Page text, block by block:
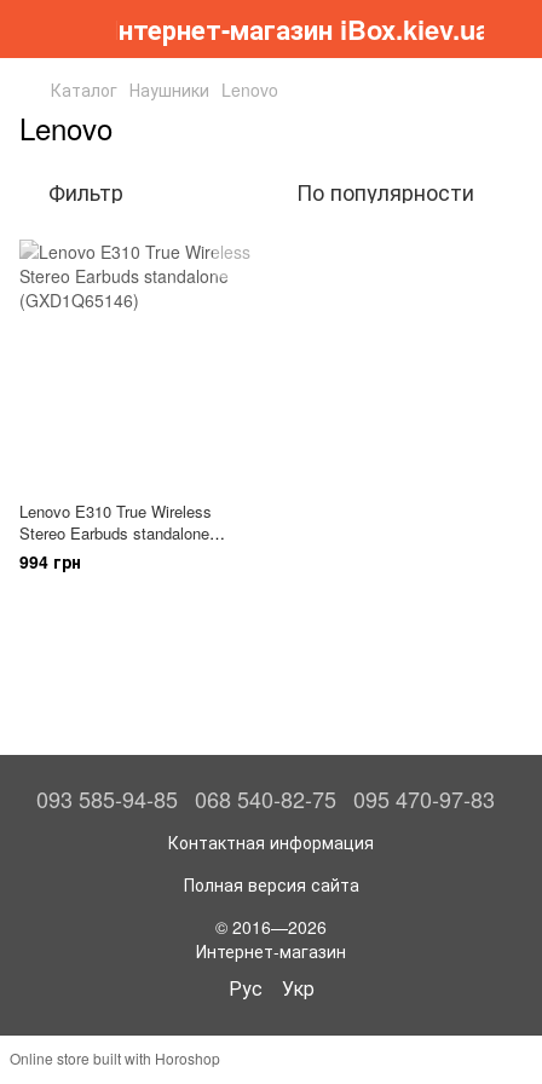
Інтернет-магазин iBox.kiev.ua
Каталог Наушники Lenovo
Lenovo
Фильтр По популярности
Lenovo E310 True Wireless
Stereo Earbuds standalone
(GXD1Q65146)
994 грн
093 585-94-85 068 540-82-75 095 470-97-83
Контактная информация
Полная версия сайта
© 2016—2026
Интернет-магазин
Рус Укр
Online store built with Horoshop